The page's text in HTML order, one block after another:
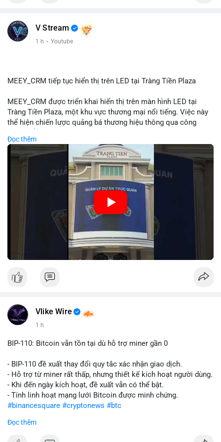
V Stream
1 h · Youtube
MEEY_CRM tiếp tục hiển thị trên LED tại Tràng Tiền Plaza
MEEY_CRM được triển khai hiển thị trên màn hình LED tại
Tràng Tiền Plaza, một khu vực thương mại nổi tiếng. Việc này
thể hiện chiến lược quảng bá thương hiệu thông qua công
lớn hàng ngày, giúp tăng cường nhận diện thương hiệu
MEEY_CRM. Mô hình này kết hợp công nghệ LED với việc đặt
sản tại điểm giao thông quan trọng.
🎥 Xem video trực tiếp tại:
Đọc thêm
Vlike Wire
1 h
BIP-110: Bitcoin vẫn tồn tại dù hỗ trợ miner gần 0
- BIP-110 đề xuất thay đổi quy tắc xác nhận giao dịch.
- Hỗ trợ từ miner rất thấp, nhưng thiết kế kích hoạt người dùng.
- Khi đến ngày kích hoạt, đề xuất vẫn có thể bật.
- Tính linh hoạt mạng lưới Bitcoin được minh chứng.
#binancesquare #cryptonews #btc
$btc
Đọc thêm